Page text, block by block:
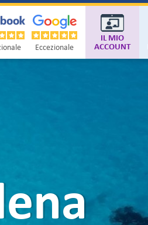
Eccezionale
IL MIO
ACCOUNT